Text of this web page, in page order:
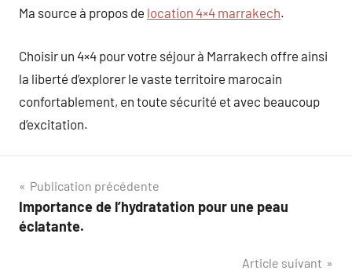
Ma source à propos de location 4×4 marrakech.
Choisir un 4×4 pour votre séjour à Marrakech offre ainsi
la liberté d’explorer le vaste territoire marocain
confortablement, en toute sécurité et avec beaucoup
d’excitation.
Navigation
de
Publication précédente
Importance de l’hydratation pour une peau
éclatante.
Article suivant